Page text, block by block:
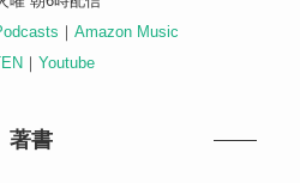
｜ Amazon Music
｜ Youtube
著書